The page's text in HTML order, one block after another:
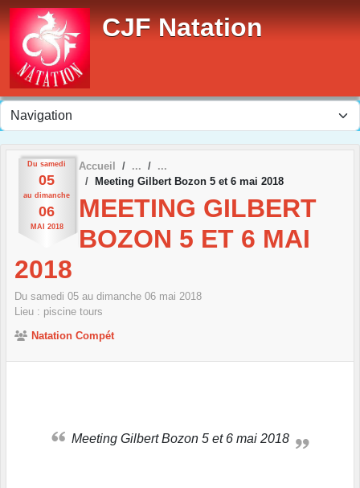
CJF Natation
Du samedi
05
au dimanche
06
MAI 2018
Accueil
Meeting Gilbert Bozon 5 et 6 mai 2018
MEETING GILBERT
BOZON 5 ET 6 MAI
2018
Du samedi 05 au dimanche 06 mai 2018
Lieu : piscine tours
Natation Compét
Meeting Gilbert Bozon 5 et 6 mai 2018
Panneau de gestion des cookies